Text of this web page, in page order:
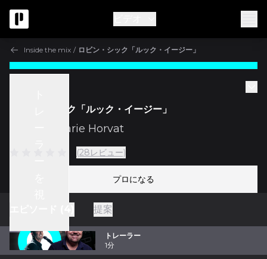
Inside the mix / ロビン・シック「ルック・イージー」
ロビン・シック「ルック・イージー」
Jean-Marie Horvat
(28レビュー)
プロになる
提案
トレーラー
1分